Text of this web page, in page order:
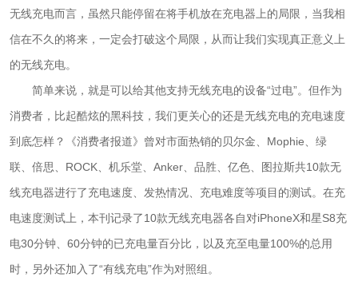
无线充电而言，虽然只能停留在将手机放在充电器上的局限，当我相
信在不久的将来，一定会打破这个局限，从而让我们实现真正意义上
的无线充电。
简单来说，就是可以给其他支持无线充电的设备“过电”。但作为
消费者，比起酷炫的黑科技，我们更关心的还是无线充电的充电速度
到底怎样？《消费者报道》曾对市面热销的贝尔金、Mophie、绿
联、倍思、ROCK、机乐堂、Anker、品胜、亿色、图拉斯共10款无
线充电器进行了充电速度、发热情况、充电难度等项目的测试。在充
电速度测试上，本刊记录了10款无线充电器各自对iPhoneX和星S8充
电30分钟、60分钟的已充电量百分比，以及充至电量100%的总用
时，另外还加入了“有线充电”作为对照组。